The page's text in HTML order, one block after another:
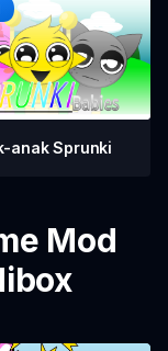
anak Sprunki
Mod